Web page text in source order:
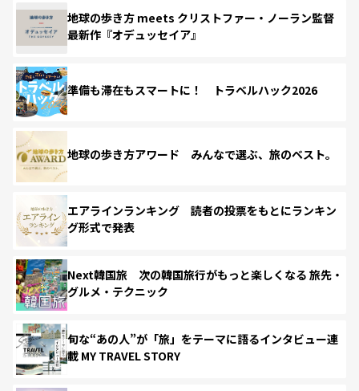
地球の歩き方 meets クリストファー・ノーラン監督
最新作『オデュッセイア』
準備も滞在もスマートに！ トラベルハック2026
地球の歩き方アワード みんなで選ぶ、旅のベスト。
エアラインランキング 読者の投票をもとにランキン
グ形式で発表
Next韓国旅 次の韓国旅行がもっと楽しくなる 旅先・
グルメ・テクニック
旬な“あの人”が「旅」をテーマに語るインタビュー連
載 MY TRAVEL STORY